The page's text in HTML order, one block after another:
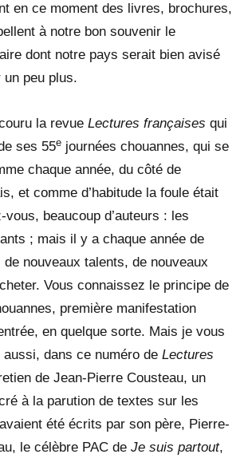
en ce moment des livres, brochures,
à notre bon souvenir le
dont notre pays serait bien avisé
un peu plus.
la revue Lectures françaises qui
ses 55e journées chouannes, qui se
chaque année, du côté de
et comme d’habitude la foule était
beaucoup d’auteurs : les
; mais il y a chaque année de
nouveaux talents, de nouveaux
Vous connaissez le principe de
première manifestation
en quelque sorte. Mais je vous
dans ce numéro de Lectures
de Jean-Pierre Cousteau, un
à la parution de textes sur les
été écrits par son père, Pierre-
le célèbre PAC de Je suis partout,